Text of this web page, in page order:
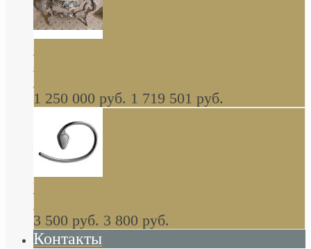
стиле барокко, из массива дерева, светло
коричневый матовый окрас + серебро
1 250 000 руб. 1 719 501 руб.
Khala Colombo аксессуары (серия) В
НАЛИЧИИ
3 500 руб. 3 800 руб.
Контакты